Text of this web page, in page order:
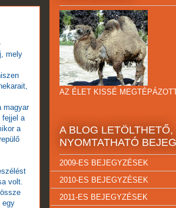
mely
magyar
fejjel a
a
volt.
egy
AZ ÉLET KISSÉ
A BLOG LETÖLTHETŐ,
NYOMTATHATÓ
2009-ES BEJEGYZÉSEK
2010-ES BEJEGYZÉSEK
2011-ES BEJEGYZÉSEK